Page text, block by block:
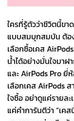
ใครที่รู้ตัวว่าชีวิตนี้ขา
แบบสมบุกสมบัน ต้อง
เลือกซื้อเคส
น้ำได้อย่างมั่นใจมา
และ AirPods Pro ยี่
เลือกเคส AirPods
ใจซื้อ อย่าดูแค่รายล
แค่คำการันตีว่า “เค